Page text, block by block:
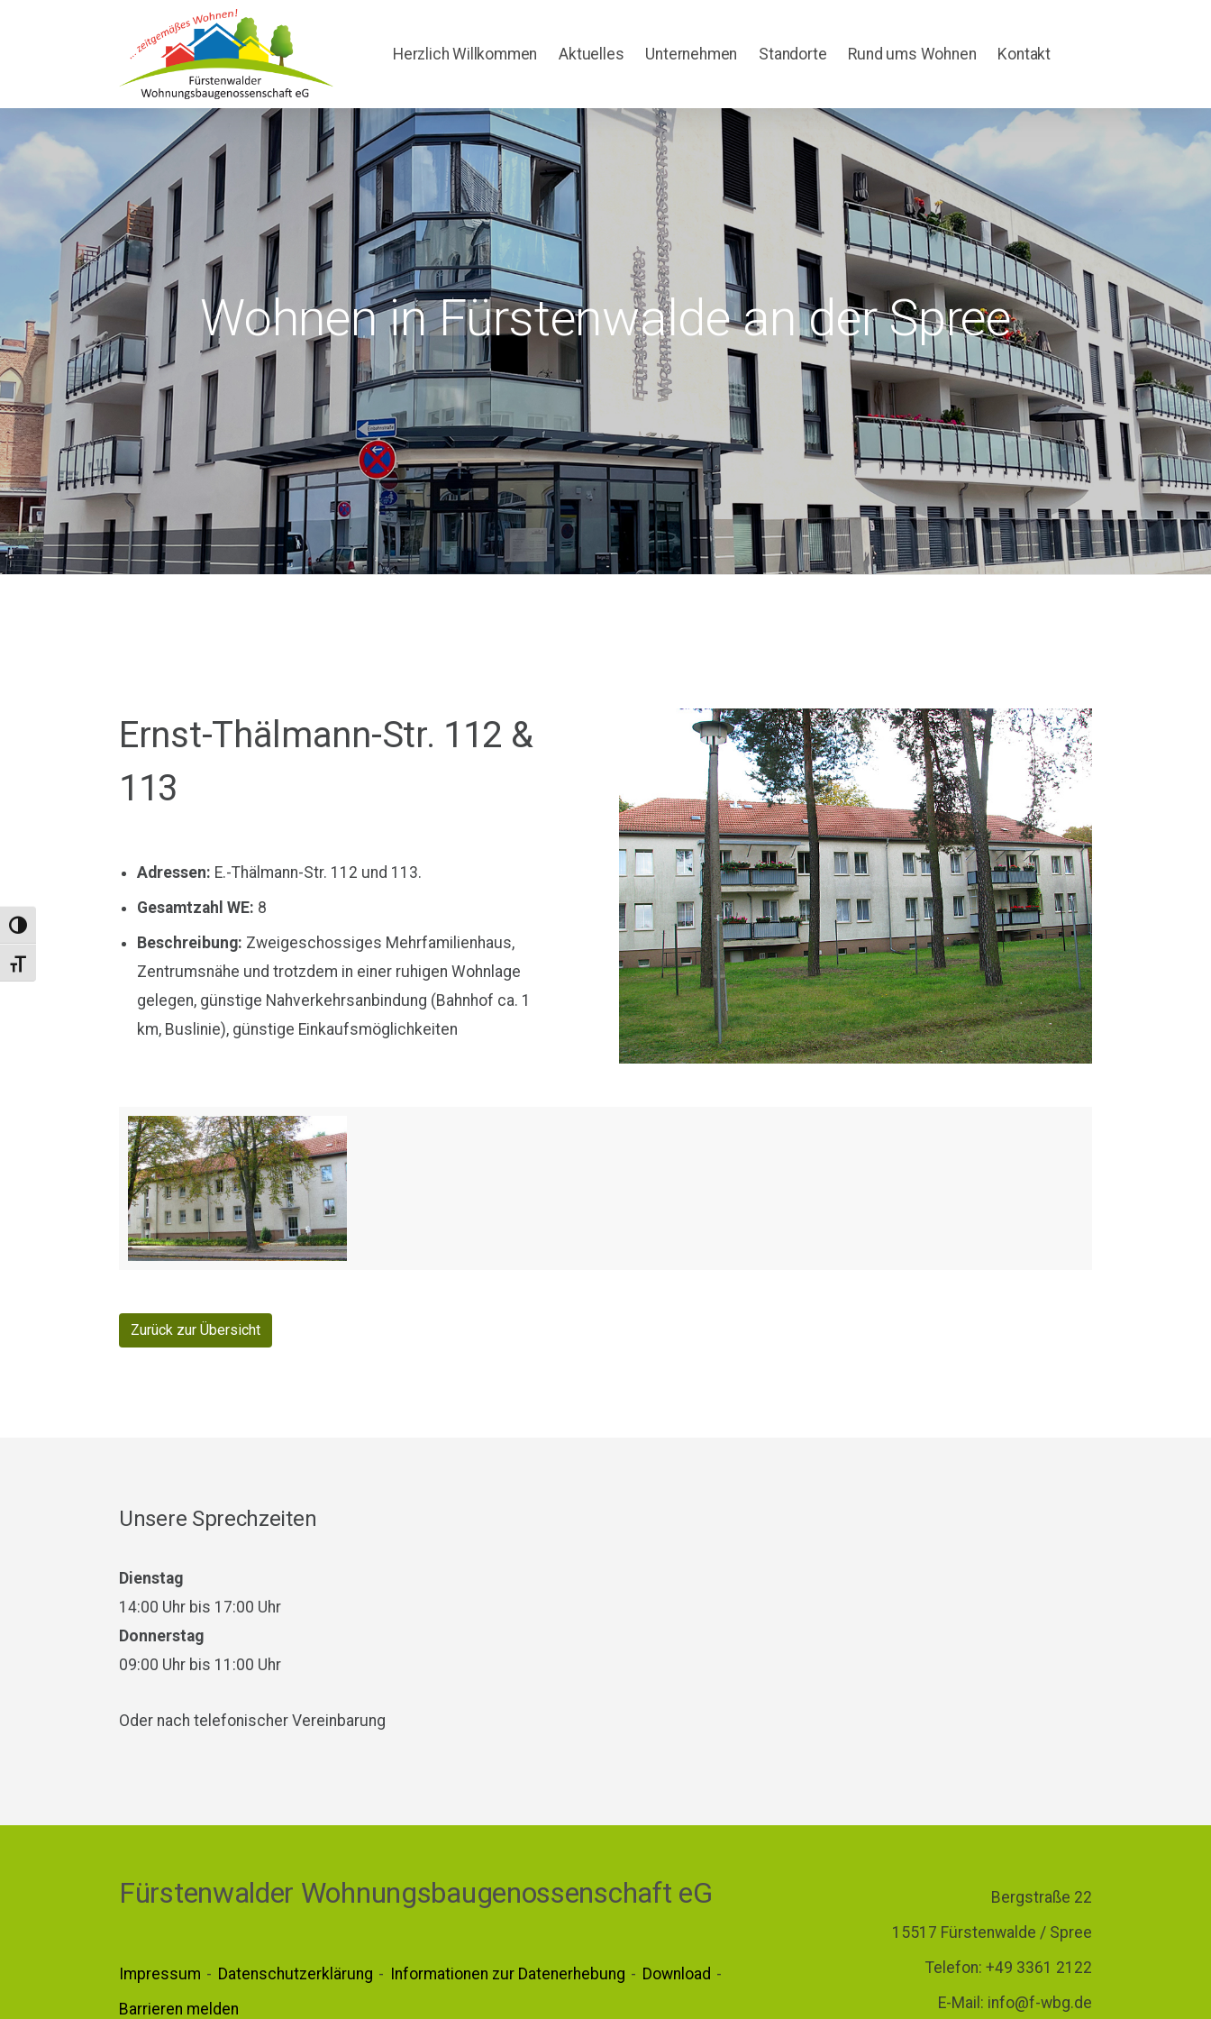
Toggle High Contrast
Toggle Font size
Herzlich Willkommen Aktuelles Unternehmen Standorte Rund ums Wohnen Kontakt
Wohnen in Fürstenwalde an der Spree
Ernst-Thälmann-Str. 112 &
113
Adressen: E.-Thälmann-Str. 112 und 113.
Gesamtzahl WE: 8
Beschreibung: Zweigeschossiges Mehrfamilienhaus,
Zentrumsnähe und trotzdem in einer ruhigen Wohnlage
gelegen, günstige Nahverkehrsanbindung (Bahnhof ca. 1
km, Buslinie), günstige Einkaufsmöglichkeiten
Zurück zur Übersicht
Unsere Sprechzeiten
Dienstag
14:00 Uhr bis 17:00 Uhr
Donnerstag
09:00 Uhr bis 11:00 Uhr
Oder nach telefonischer Vereinbarung
Fürstenwalder Wohnungsbaugenossenschaft eG
Impressum Datenschutzerklärung Informationen zur Datenerhebung
Download
Barrieren melden
Bergstraße 22
15517 Fürstenwalde / Spree
Telefon: +49 3361 2122
E-Mail: info@f-wbg.de